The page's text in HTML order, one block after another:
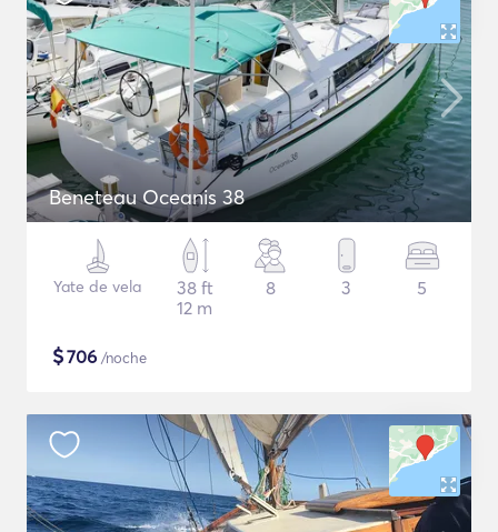
Beneteau Oceanis 38
Yate de vela
38 ft
12 m
8 3 5
$706 /noche